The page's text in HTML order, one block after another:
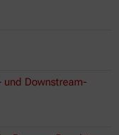
und Downstream-